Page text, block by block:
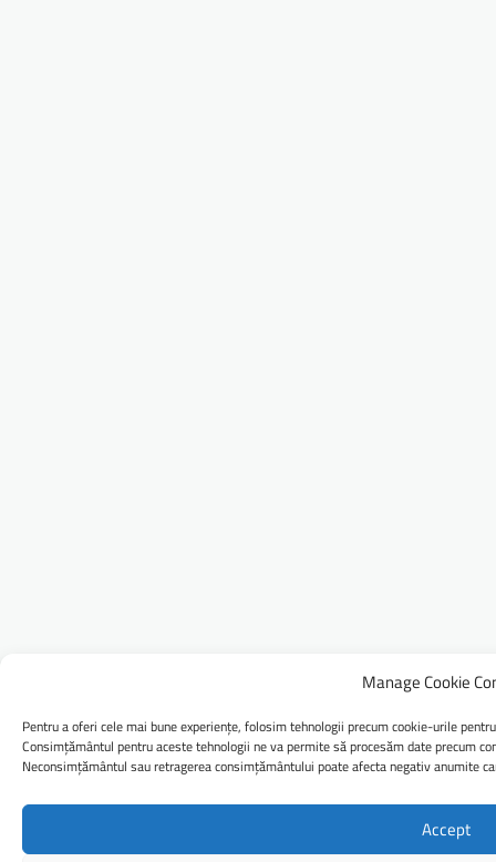
Manage Cookie
Pentru a oferi cele mai bune experiențe, folosim tehnologii precum cookie-urile
Consimțământul pentru aceste tehnologii ne va permite să procesăm date precum
Neconsimțământul sau retragerea consimțământului poate afecta negativ anumite
Accept